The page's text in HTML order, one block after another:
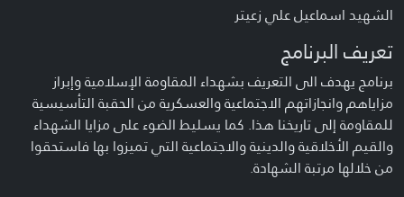
الشهيد اسماعيل علي زعيتر
تعريف البرنامج
برنامج يهدف الى التعريف بشهداء المقاومة الإسلامية وإبراز
مزاياهم وانجازاتهم الاجتماعية والعسكرية من الحقبة التأسيسية
للمقاومة إلى تاريخنا هذا. كما يسليط الضوء على مزايا الشهداء
والقيم الأخلاقية والدينية والاجتماعية التي تميزوا بها فاستحقوا
من خلالها مرتبة الشهادة.